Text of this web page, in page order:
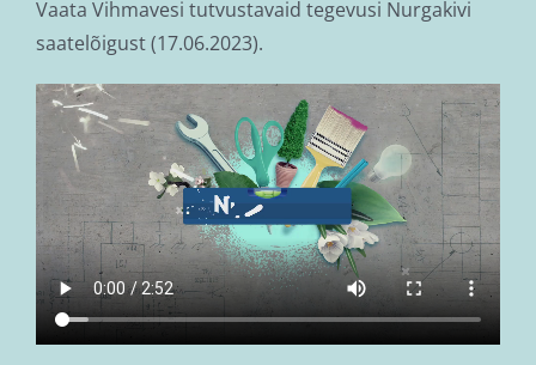
Vaata Vihmavesi tutvustavaid tegevusi Nurgakivi
saatelõigust (17.06.2023).